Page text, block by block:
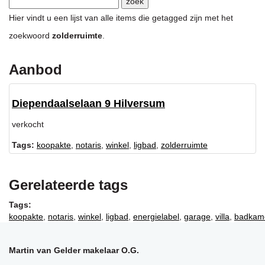
Hier vindt u een lijst van alle items die getagged zijn met het
zoekwoord zolderruimte
Aanbod
Diependaalselaan 9 Hilversum
verkocht
Tags: koopakte notaris winkel ligbad zolderruimte
Gerelateerde tags
Tags:
koopakte notaris winkel ligbad energielabel garage villa
Martin van Gelder makelaar O.G.